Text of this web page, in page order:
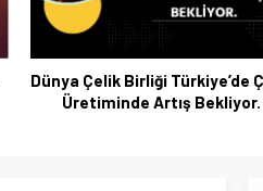
Dünya Çelik Birliği Türkiye’de
Üretiminde Artış Bekliyor.